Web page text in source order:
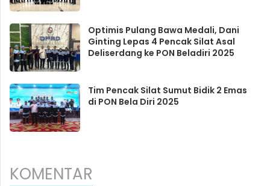
Optimis Pulang Bawa Medali, Dani
Ginting Lepas 4 Pencak Silat Asal
Deliserdang ke PON Beladiri 2025
Tim Pencak Silat Sumut Bidik 2 Emas
di PON Bela Diri 2025
KOMENTAR